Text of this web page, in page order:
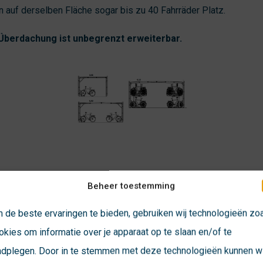
Beheer toestemming
de beste ervaringen te bieden, gebruiken wij technologieën
om informatie over je apparaat op te slaan en/of te
Door in te stemmen met deze technologieën kunnen
auf derselben Fläche sogar bis zu 40 Fahrräder Platz.
ist unbegrenzt erweiterbar.
soll die geschlossene
erhalten?